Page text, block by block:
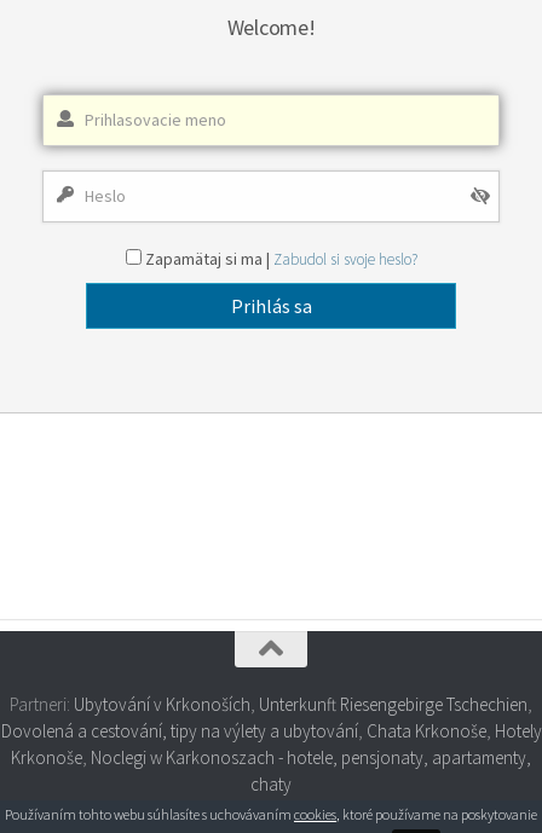
Welcome!
Zapamätaj si ma | Zabudol si svoje heslo?
Partneri: Ubytování v Krkonoších Unterkunft Riesengebirge Tschechien
Dovolená a cestování, tipy na výlety a ubytování, Chata Krkonoše, Hotely
Krkonoše Noclegi w Karkonoszach - hotele, pensjonaty, apartamenty,
chaty
Používaním tohto webu súhlasíte s uchovávaním cookies, ktoré používame na poskytovanie